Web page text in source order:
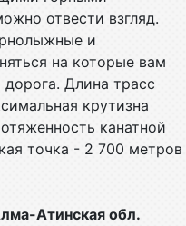
отвести взгляд.
и
на которые вам
Длина трасс
крутизна
канатной
точка - 2 700 метров
Атинская обл.